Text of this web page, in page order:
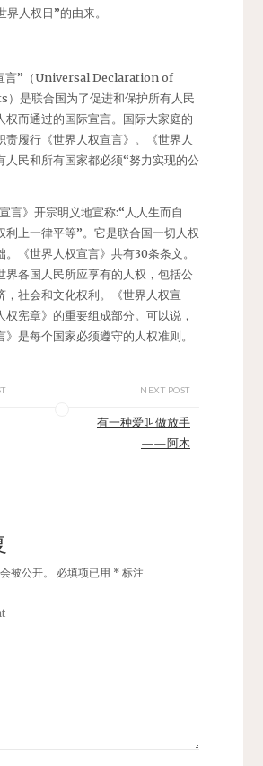
界人权日”的由来。
”（Universal Declaration of
是联合国为了促进和保护所有人民
权而通过的国际宣言。国际大家庭的
责履行《世界人权宣言》。《世界人
人民和所有国家都必须“努力实现的公
》开宗明义地宣称:“人人生而自
利上一律平等”。它是联合国一切人权
。《世界人权宣言》共有30条条文。
界各国人民所应享有的人权，包括公
，社会和文化权利。《世界人权宣
权宪章》的重要组成部分。可以说，
》是每个国家必须遵守的人权准则。
NEXT POST
有一种爱叫做放手
——阿木
被公开。 必填项已用 *标注